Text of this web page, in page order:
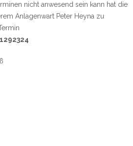
nicht anwesend sein kann hat die
Anlagenwart Peter Heyna zu